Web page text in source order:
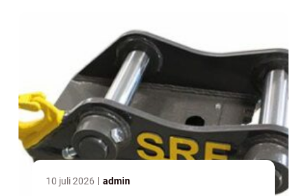
10 juli 2026 admin